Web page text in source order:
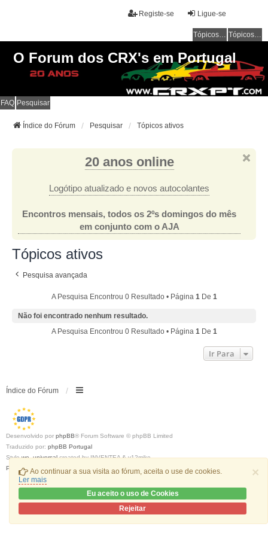
×
Ao continuar a sua visita ao fórum, aceita o use de cookies.
Ler mais
Eu aceito o uso de Cookies
Rejeitar
Ligue-se
Registe-se
Tópicos sem resposta Tópicos ativos
O Forum dos CRX's em Portugal
FAQ Pesquisar
Índice do Fórum Pesquisar Tópicos ativos
20 anos online
Logótipo atualizado e novos autocolantes
Encontros mensais, todos os 2ºs domingos do mês
em conjunto com o AJA
Tópicos ativos
Pesquisa avançada
A Pesquisa Encontrou 0 Resultado • Página 1De 1
Não foi encontrado nenhum resultado.
A Pesquisa Encontrou 0 Resultado • Página 1De 1
Ir Para
Índice do Fórum
Desenvolvido por phpBB® Forum Software © phpBB Limited
Traduzido por: phpBB Portugal
Stylewe_universalcreated by INVENTEA & v12mike
Privacidade
Termos